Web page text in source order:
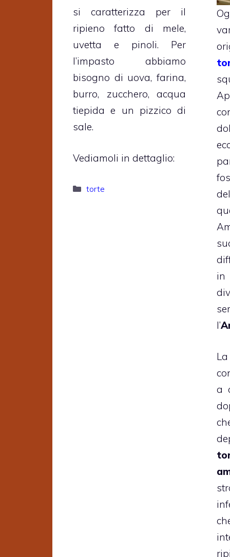
si caratterizza per il
ripieno fatto di mele,
uvetta e pinoli. Per
l’impasto abbiamo
bisogno di uova, farina,
burro, zucchero, acqua
tiepida e un pizzico di
sale.
Vediamoli in dettaglio:
Categorie
torte
l’
a